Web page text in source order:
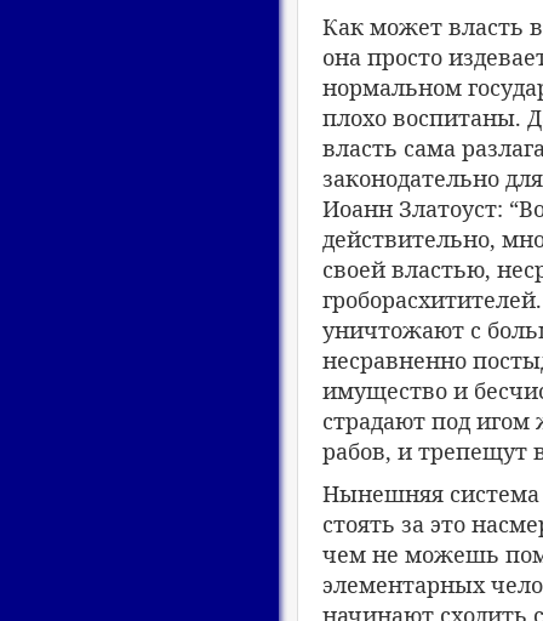
Как может власть
она просто
нормальном
плохо воспитаны.
власть сама
законодательно
Иоанн Златоуст:
действительно,
своей властью,
уничтожают с
несравненно
имущество и
страдают под игом
рабов, и трепещут
Нынешняя система
стоять за это
чем не можешь
элементарных
начинают сходить